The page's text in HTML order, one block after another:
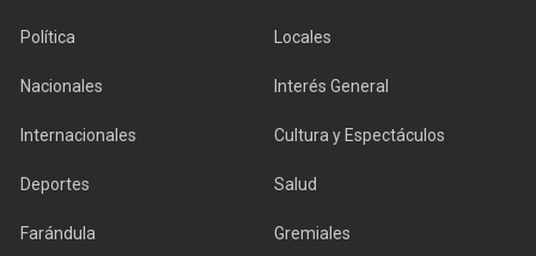
Política Locales
Nacionales Interés General
Internacionales Cultura y Espectáculos
Deportes Salud
Farándula Gremiales